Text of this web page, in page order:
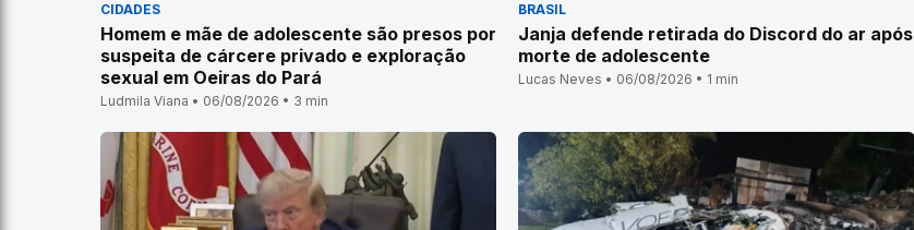
CIDADES
Homem e mãe de adolescente são presos por
suspeita de cárcere privado e exploração
sexual em Oeiras do Pará
Ludmila Viana • 06/08/2026 • 3 min
BRASIL
Janja defende retirada do Discord do ar após
morte de adolescente
Lucas Neves • 06/08/2026 • 1 min